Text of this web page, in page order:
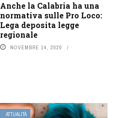
Anche la Calabria ha una
normativa sulle Pro Loco:
Lega deposita legge
regionale
NOVEMBRE 14, 2020
ATTUALITÀ